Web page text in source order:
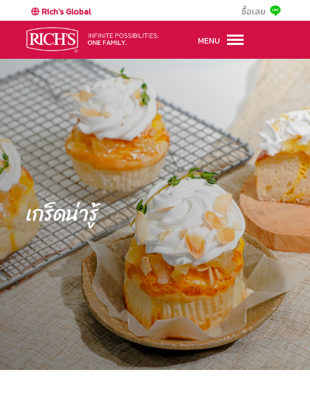
Rich's Global ซื้อเลย
MENU
เกร็ดน่ารู้